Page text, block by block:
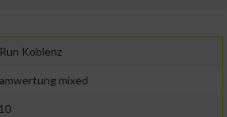
Koblenz
mixed